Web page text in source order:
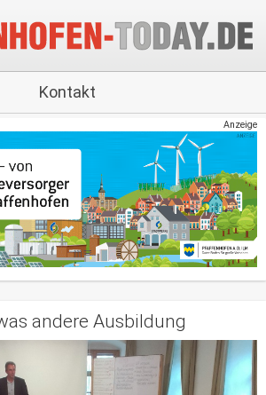
Kontakt
Anzeige
andere Ausbildung